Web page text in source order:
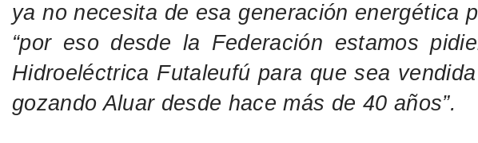
ya no necesita de esa generación energética
“por eso desde la Federación estamos
Hidroeléctrica Futaleufú para que sea
gozando Aluar desde hace más de 40 años”.